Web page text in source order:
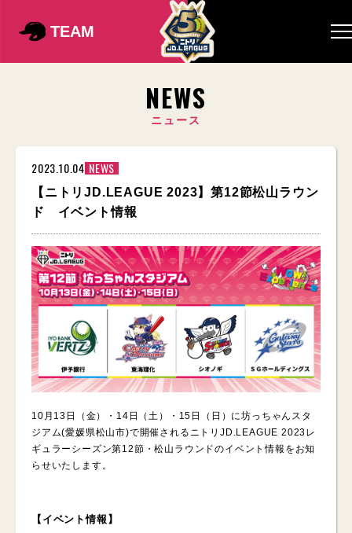
TEAM
NEWS
ニュース
2023.10.04 NEWS
【ニトリJD.LEAGUE 2023】第12節松山ラウン
ド イベント情報
10月13日（金）・14日（土）・15日（日）に坊っちゃんスタ
ジアム(愛媛県松山市)で開催されるニトリJD.LEAGUE 2023レ
ギュラーシーズン第12節・松山ラウンドのイベント情報をお知
らせいたします。
【イベント情報】